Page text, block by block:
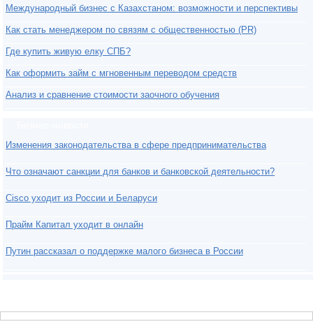
Международный бизнес с Казахстаном: возможности и перспективы
Как стать менеджером по связям с общественностью (PR)
Где купить живую елку СПБ?
Как оформить займ с мгновенным переводом средств
Анализ и сравнение стоимости заочного обучения
Изменения законодательства в сфере предпринимательства
Что означают санкции для банков и банковской деятельности?
Cisco уходит из России и Беларуси
Прайм Капитал уходит в онлайн
Путин рассказал о поддержке малого бизнеса в России